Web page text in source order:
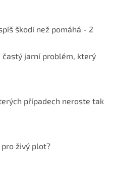
škodí než pomáhá - 2
jarní problém, který
případech neroste tak
živý plot?